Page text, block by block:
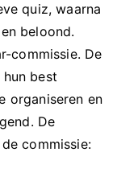
quiz, waarna
beloond.
commissie. De
best
organiseren en
De
commissie: